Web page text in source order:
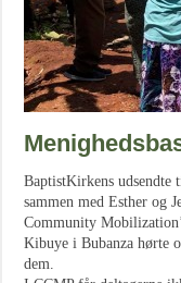
BaptistKirkens udsendte
sammen med Esther og
Community
Kibuye i Bubanza hørte
dem.